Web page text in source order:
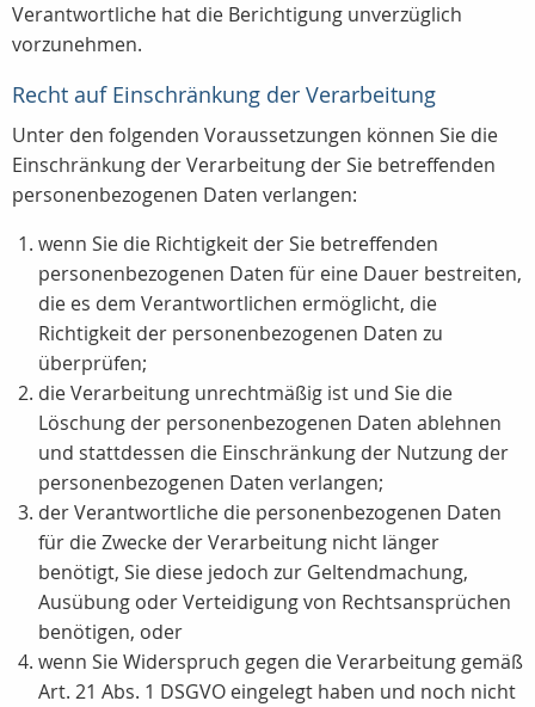
Verantwortliche hat die Berichtigung unverzüglich
vorzunehmen.
Recht auf Einschränkung der Verarbeitung
Unter den folgenden Voraussetzungen können Sie die
Einschränkung der Verarbeitung der Sie betreffenden
personenbezogenen Daten verlangen:
wenn Sie die Richtigkeit der Sie betreffenden
personenbezogenen Daten für eine Dauer bestreiten,
die es dem Verantwortlichen ermöglicht, die
Richtigkeit der personenbezogenen Daten zu
überprüfen;
die Verarbeitung unrechtmäßig ist und Sie die
Löschung der personenbezogenen Daten ablehnen
und stattdessen die Einschränkung der Nutzung der
personenbezogenen Daten verlangen;
der Verantwortliche die personenbezogenen Daten
für die Zwecke der Verarbeitung nicht länger
benötigt, Sie diese jedoch zur Geltendmachung,
Ausübung oder Verteidigung von Rechtsansprüchen
benötigen, oder
wenn Sie Widerspruch gegen die Verarbeitung gemäß
Art. 21 Abs. 1 DSGVO eingelegt haben und noch nicht